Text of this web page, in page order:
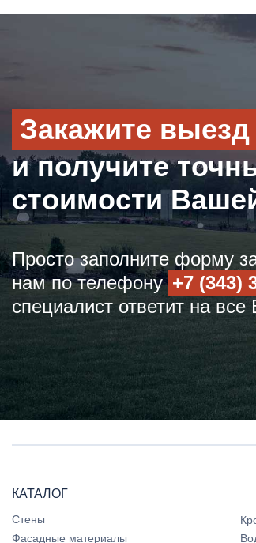
Закажите
и получите
стоимости
Просто заполните форму
нам по телефону +7 (343)
специалист ответит на
КАТАЛОГ
Стены
Фасадные материалы